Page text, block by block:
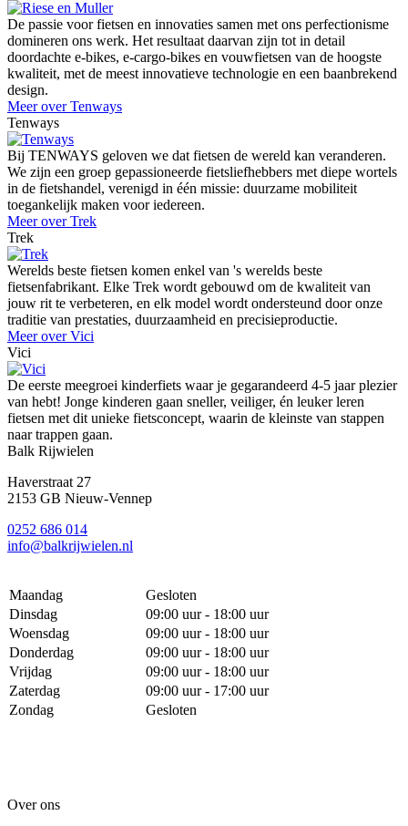
De passie voor fietsen en innovaties samen met ons perfectionisme
domineren ons werk. Het resultaat daarvan zijn tot in detail
doordachte e-bikes, e-cargo-bikes en vouwfietsen van de hoogste
kwaliteit, met de meest innovatieve technologie en een baanbrekend
design.
Meer over Tenways
Tenways
Bij TENWAYS geloven we dat fietsen de wereld kan veranderen.
We zijn een groep gepassioneerde fietsliefhebbers met diepe wortels
in de fietshandel, verenigd in één missie: duurzame mobiliteit
toegankelijk maken voor iedereen.
Meer over Trek
Trek
Werelds beste fietsen komen enkel van 's werelds beste
fietsenfabrikant. Elke Trek wordt gebouwd om de kwaliteit van
jouw rit te verbeteren, en elk model wordt ondersteund door onze
traditie van prestaties, duurzaamheid en precisieproductie.
Meer over Vici
Vici
De eerste meegroei kinderfiets waar je gegarandeerd 4-5 jaar plezier
van hebt! Jonge kinderen gaan sneller, veiliger, én leuker leren
fietsen met dit unieke fietsconcept, waarin de kleinste van stappen
naar trappen gaan.
Balk Rijwielen
Haverstraat 27
2153 GB Nieuw-Vennep
0252 686 014
info@balkrijwielen.nl
Maandag
Gesloten
Dinsdag
09:00 uur - 18:00 uur
Woensdag
09:00 uur - 18:00 uur
Donderdag
09:00 uur - 18:00 uur
Vrijdag
09:00 uur - 18:00 uur
Zaterdag
09:00 uur - 17:00 uur
Zondag
Gesloten
Over ons